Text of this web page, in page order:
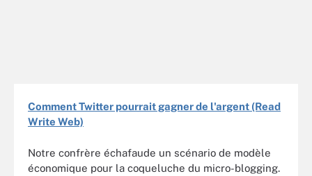
Comment Twitter pourrait gagner de l'argent (Read
Write Web)
Notre confrère échafaude un scénario de modèle
économique pour la coqueluche du micro-blogging.